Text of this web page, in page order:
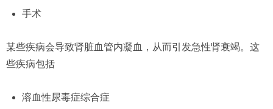
手术
某些疾病会导致肾脏血管内凝血，从而引发急性肾衰竭。这
些疾病包括
溶血性尿毒症综合症